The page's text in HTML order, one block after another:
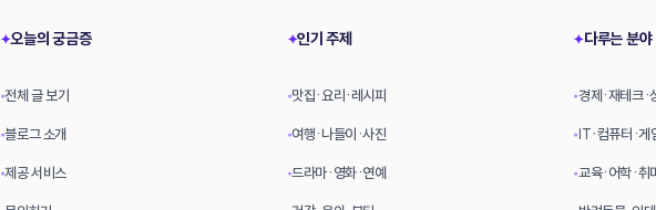
✦오늘의 궁금증
•전체 글 보기
•블로그 소개
•제공 서비스
✦인기 주제
•맛집·요리·레시피
•여행·나들이·사진
•드라마·영화·연예
✦다루는 분야
•경제·재테크·
•IT·컴퓨터·게
•교육·어학·취